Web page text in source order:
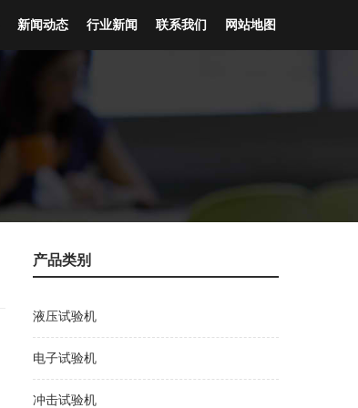
新闻动态 行业新闻 联系我们 网站地图
产品类别
液压试验机
电子试验机
冲击试验机